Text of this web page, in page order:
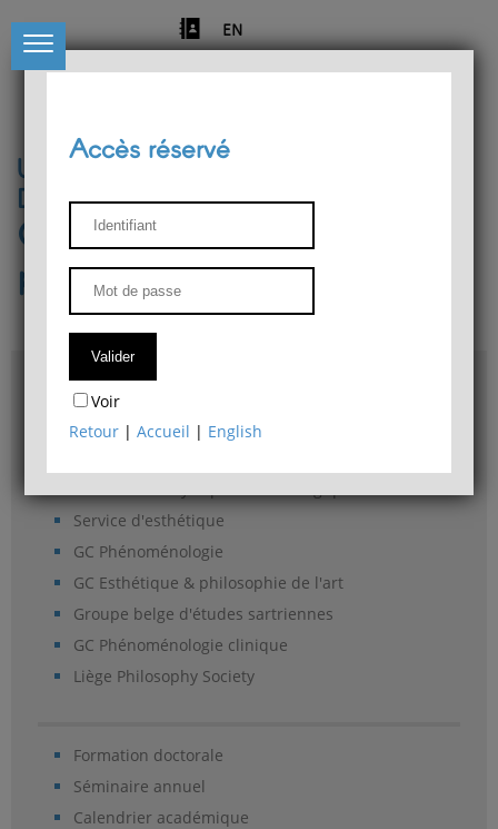
EN
Université de Liège
Département de philosophie
Centre de recherches
phénoménologiques
Accès & plans
Bibliothèque du Département de philosophie
Service d'esthétique
GC Phénoménologie
GC Esthétique & philosophie de l'art
Groupe belge d'études sartriennes
GC Phénoménologie clinique
Liège Philosophy Society
Formation doctorale
Séminaire annuel
Calendrier académique
Accès réservé
Voir
Retour |Accueil | English